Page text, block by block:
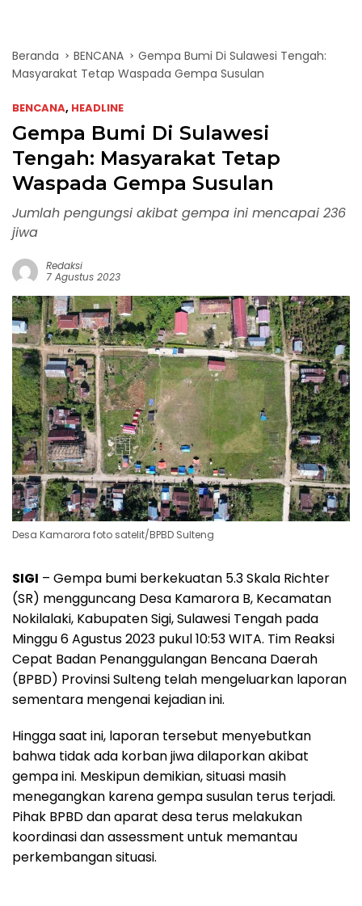
Beranda BENCANA
Gempa Bumi Di Sulawesi Tengah:
Masyarakat Tetap Waspada Gempa Susulan
BENCANA, HEADLINE
Gempa Bumi Di Sulawesi
Tengah: Masyarakat Tetap
Waspada Gempa Susulan
Jumlah pengungsi akibat gempa ini mencapai 236
jiwa
Redaksi
7 Agustus 2023
Desa Kamarora foto satelit/BPBD Sulteng
SIGI – Gempa bumi berkekuatan 5.3 Skala Richter
(SR) mengguncang Desa Kamarora B, Kecamatan
Nokilalaki, Kabupaten Sigi, Sulawesi Tengah pada
Minggu 6 Agustus 2023 pukul 10:53 WITA. Tim Reaksi
Cepat Badan Penanggulangan Bencana Daerah
(BPBD) Provinsi Sulteng telah mengeluarkan laporan
sementara mengenai kejadian ini.
Hingga saat ini, laporan tersebut menyebutkan
bahwa tidak ada korban jiwa dilaporkan akibat
gempa ini. Meskipun demikian, situasi masih
menegangkan karena gempa susulan terus terjadi.
Pihak BPBD dan aparat desa terus melakukan
koordinasi dan assessment untuk memantau
perkembangan situasi.